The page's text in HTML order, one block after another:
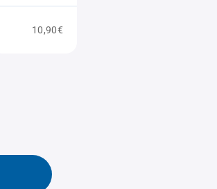
10,90€